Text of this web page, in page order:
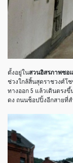
ตั้งอยู่ในสวนอิสรภาพซอ
ช่วงใกล้สิ้นสุดราชวงศ์โช
ทางออก 5 แล้วเดินตรง
ดง ถนนช็อปปิ้งอีกสายที่